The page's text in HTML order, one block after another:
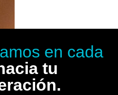
en cada
tu